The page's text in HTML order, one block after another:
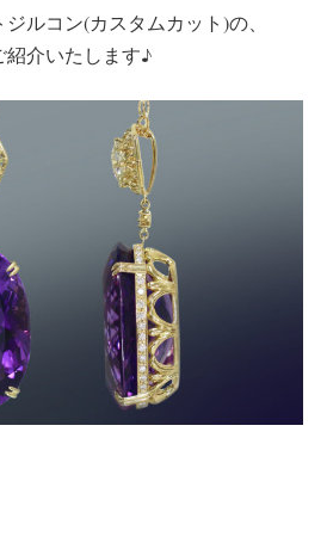
ルコン(カスタムカット)の、
介いたします♪